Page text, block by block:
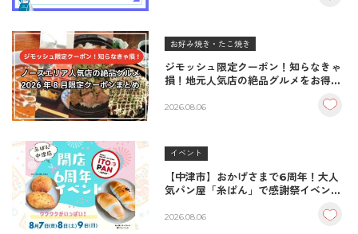
お好み焼き・たこ焼き
ジモッシュ限定クーポン！知らなきゃ
損！地元人気店の絶品グルメをお得に
2026.08.06
イベント
【中津市】おかげさまで6周年！大人
気パン屋「糸ぱん」で感謝祭イベント
♪（8/7〜8/9）
2026.08.06